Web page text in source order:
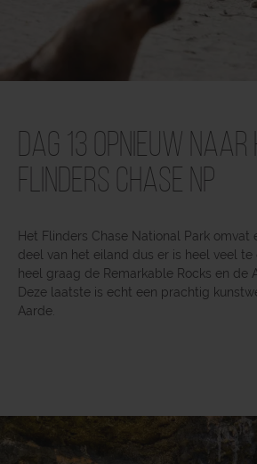
Dag 13 Opnieuw naar
Flinders Chase NP
Het Flinders Chase National Park omvat
deel van het eiland dus er is heel veel
heel graag de Remarkable Rocks en de
Deze laatste is echt een prachtig
Aarde.